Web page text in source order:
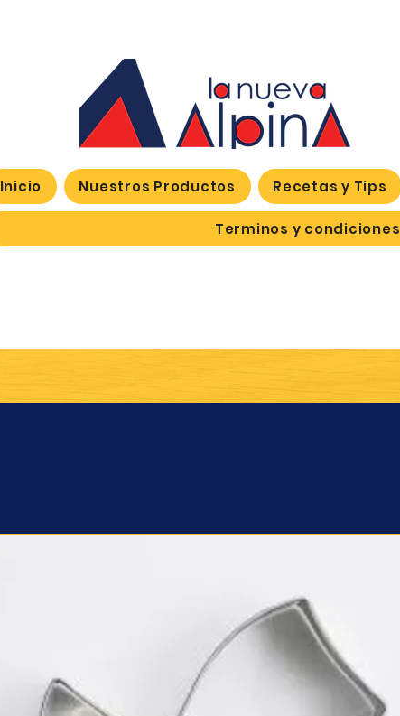
Inicio Nuestros Productos Recetas y Tips
Terminos y condiciones